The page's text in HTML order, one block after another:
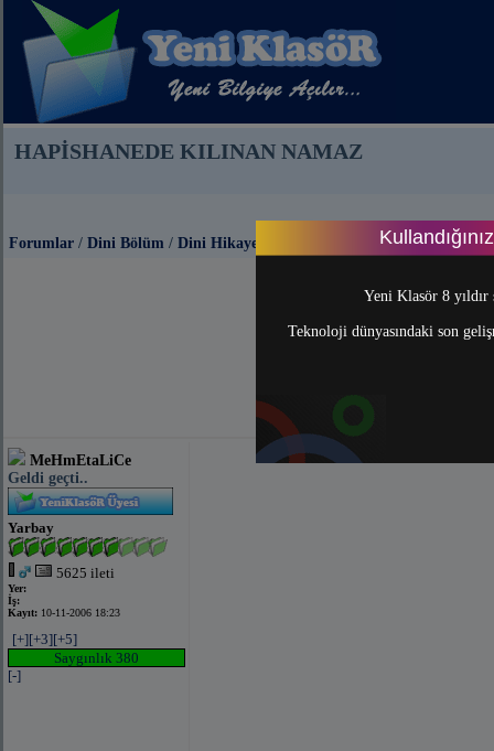
Yeni Klasör 8
Teknoloji dünyasındaki son
HAPİSHANEDE KILINAN NAMAZ
Forumlar / Dini Bölüm / Dini Hikayeler
MeHmEtaLiCe
Geldi geçti..
Yarbay
5625 ileti
Yer:
İş:
Kayıt: 10-11-2006 18:23
[+][+3][+5]
Saygınlık 380
[-]